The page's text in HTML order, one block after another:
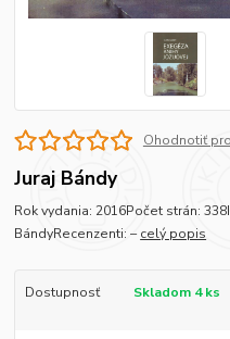
Ohodnotiť
Juraj Bándy
Rok vydania: 2016Počet strán:
BándyRecenzenti: – celý popis
Dostupnosť Skladom 4 ks